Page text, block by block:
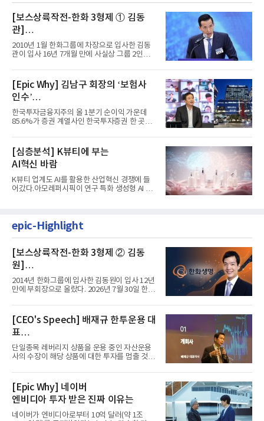
[보스상륙작전-한화 3형제 ① 김동
관]
입사 16년 만에 수석부회장 … 경영승
계 ‘초읽기’
2010년 1월 한화그룹에 차장으로 입사한 김동
관이 입사 16년 7개월 만에 사실상 그룹 2인자
[Epic Why] 김남구 회장의 ‘보험사
인수’
발걸음이 신중해진 배경은?
한국투자금융지주의 올 1분기 순이익 가운데
85.6%가 증권 계열사인 한국투자증권 한 곳에
[심층분석] K뷰티에 부는
AI혁신 바람
K뷰티 업계도 AI를 활용한 산업혁신 경쟁에 들
어갔다.아모레퍼시픽이 연구 특화 생성형 AI 플
epic-Highlight
[보스상륙작전-한화 3형제 ② 김동
원]
입사 12년 만에 금융계열 수장 등극
2014년 한화그룹에 입사한 김동원이 입사 12년
만에 부회장으로 올랐다. 2026년 7월 30일 한화
[CEO's Speech] 배재규 한투운용 대
표
“개별종목 레버리지 투자 지금이라도
멈춰라”
단일종목 레버리지 상품을 운용 중인 자산운용
사의 수장이 해당 상품에 대한 투자를 멈출 것을
[Epic Why] 네이버
엔비디아 투자 받은 진짜 이유는
네이버가 엔비디아로부터 10억 달러(약 1조